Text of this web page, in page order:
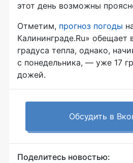
этот день возможны
Отметим, прогноз погоды
Калининграде.Ru» обещает
градуса тепла, однако,
с понедельника, — уже 17
дожей.
Обсудить в
Поделитесь новостью: